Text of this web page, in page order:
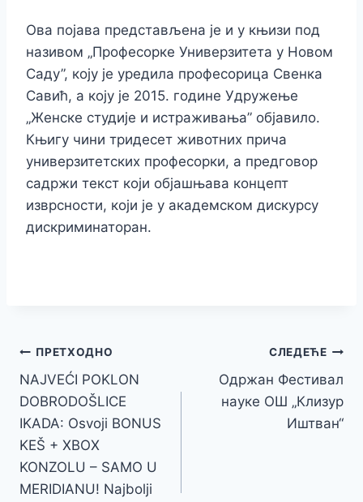
Ова појава представљена је и у књизи под
називом „Професорке Универзитета у Новом
Саду”, коју је уредила професорица Свенка
Савић, а коју је 2015. године Удружење
„Женске студије и истраживања” објавило.
Књигу чини тридесет животних прича
универзитетских професорки, а предговор
садржи текст који објашњава концепт
изврсности, који је у академском дискурсу
дискриминаторан.
Кретање
чланка
ПРЕТХОДНО
NAJVEĆI POKLON
DOBRODOŠLICE
IKADA: Osvoji BONUS
KEŠ + XBOX
KONZOLU – SAMO U
MERIDIANU! Najbolji
СЛЕДЕЋЕ
Одржан Фестивал
науке ОШ „Клизур
Иштван“